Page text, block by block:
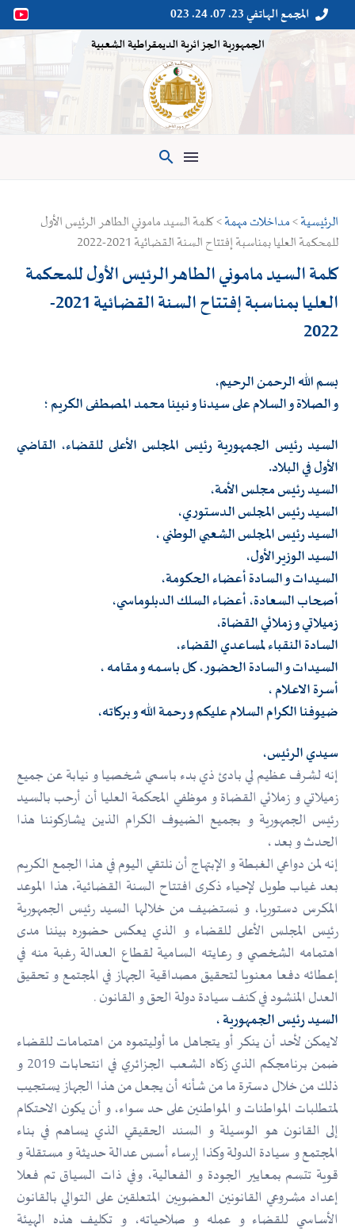

 المجمع الهاتفي 23. 07. 24. 023
الجمهورية الجزائرية الديمقراطية الشعبية

الرئيسية>مداخلات مهمة> كلمة السيد ماموني الطاهر الرئيس الأول
للمحكمة العليا بمناسبة إفتتاح السنة القضائية 2021-2022
كلمة السيد ماموني الطاهر الرئيس الأول للمحكمة
العليا بمناسبة إفتتاح السنة القضائية 2021-
2022
بسم الله الرحمن الرحيم،
و الصلاة و السلام على سيدنا و نبينا محمد المصطفى الكريم ؛
السيد رئيس الجمهورية رئيس المجلس الأعلى للقضاء، القاضي
الأول في البلاد.
السيد رئيس مجلس الأمة،
السيد رئيس المجلس الدستوري،
السيد رئيس المجلس الشعبي الوطني ،
السيد الوزير الأول،
السيدات و السادة أعضاء الحكومة،
أصحاب السعادة، أعضاء السلك الدبلوماسي،
زميلاتي و زملائي القضاة،
السادة النقباء لمساعدي القضاء،
السيدات و السادة الحضور، كل باسمه و مقامه ،
أسرة الاعـلام ،
ضيوفنا الكرام السلام عليكم و رحمة الله و بركاته،
سيدي الرئيس،
إنه لشرف عظيم لي بادئ ذي بدء باسمي شخصيا و نيابة عن جميع
زميلاتي و زملائي القضاة و موظفي المحكمة العليا أن أرحب بالسيد
رئيس الجمهورية و بجميع الضيوف الكرام الذين يشاركوننا هذا
الحدث و بعد ،
إنه لمن دواعي الغبطة و الإبتهاج أن نلتقي اليوم في هذا الجمع الكريم
بعد غياب طويل لإحياء ذكرى افتتاح السنة القضائية، هذا الموعد
المكرس دستوريا، و نستضيف من خلالها السيد رئيس الجمهورية
رئيس المجلس الأعلى للقضاء و الذي يعكس حضوره بيننا مدى
اهتمامه الشخصي و رعايته السامية لقطاع العدالة رغبة منه في
إعطائه دفعا معنويا لتحقيق مصداقية الجهاز في المجتمع و تحقيق
العدل المنشود في كنف سيادة دولة الحق و القانون .
السيد رئيس الجمهورية ،
لايمكن لأحد أن ينكر أو يتجاهل ما أوليتموه من اهتمامات للقضاء
ضمن برنامجكم الذي زكاه الشعب الجزائري في انتحابات 2019 و
ذلك من خلال دسترة ما من شأنه أن يجعل من هذا الجهاز يستجيب
لمتطلبات المواطنات و المواطنين على حد سواء، و أن يكون الاحتكام
إلى القانون هو الوسيلة و السند الحقيقي الذي يساهم في بناء
المجتمع و سيادة الدولة وكذا إرساء أسس عدالة حديثة و مستقلة و
قوية تتسم بمعايير الجودة و الفعالية، وفي ذات السياق تم فعلا
إعداد مشروعي القانونين العضويين المتعلقين على التوالي بالقانون
الأساسي للقضاء و عمله و صلاحياته، و تكليف هذه الهيئة